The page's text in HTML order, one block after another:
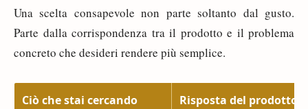
Una scelta consapevole non parte soltanto dal gusto.
Parte dalla corrispondenza tra il prodotto e il problema
concreto che desideri rendere più semplice.
Ciò che stai cercando Risposta del prodotto